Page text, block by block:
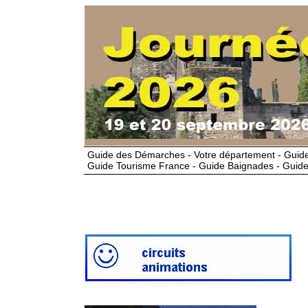
Guide des Démarches - Votre département -
Guide Tourisme France - Guide Baignades -